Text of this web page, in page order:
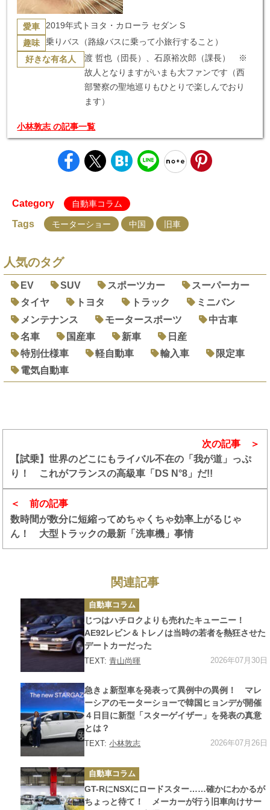
愛車 2019年式トヨタ・カローラ セダン S
趣味 乗りバス（路線バスに乗って小旅行すること）
好きな有名人
渡 哲也（団長）、石原裕次郎（課長） ※
故人となりますがいまも大ファンです（西
部警察の聖地巡りもひとりで楽しんでおり
ます）
小林敦志 の記事一覧
Category 自動車コラム
Tags モーターショー 中国 旧車
人気のタグ
EV SUV スポーツカー
スーパーカー
タイヤ
トヨタ トラック
ミニバン
メンテナンス
モータースポーツ
中古車
名車
国産車 新車
日産
特別仕様車
軽自動車 輸入車
限定車
電気自動車
前の記事
数時間が数分に短縮ってめちゃくちゃ効率上がるじゃ
ん！ 大型トラックの最新「洗車機」事情
次の記事
【試乗】世界のどこにもライバル不在の「我が道」っぷ
り！ これがフランスの高級車「DS N°8」だ!!
関連記事
カ
テ
ゴ
リ
ー
自動車コラム
じつはハチロクよりも売れたキューニー！
AE92レビン＆トレノは当時の若者を熱狂させた
デートカーだった
TEXT:青山尚暉 2026年07月30日
カ
テ
ゴ
ー
急きょ新型車を発表って異例中の異例！ マレ
ーシアのモーターショーで韓国ヒョンデが開催
４日目に新型「スターゲイザー」を発表の真意
とは？
TEXT:小林敦志 2026年07月26日
カ
テ
ゴ
リ
ー
自動車コラム
GT-RにNSXにロードスター……確かにわかるが
ちょっと待て！ メーカーが行う旧車向けサー